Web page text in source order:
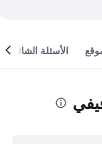
الأسئلة الشائعة